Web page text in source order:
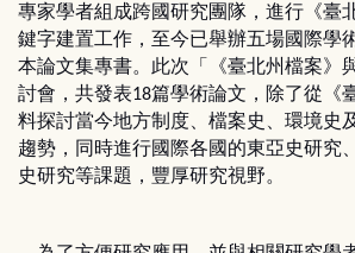
專家學者組成跨國研究團隊，進行《臺
鍵字建置工作，至今已舉辦五場國際學
本論文集專書。此次「《臺北州檔案》
討會，共發表18篇學術論文，除了從《
料探討當今地方制度、檔案史、環境史
趨勢，同時進行國際各國的東亞史研究
史研究等課題，豐厚研究視野。